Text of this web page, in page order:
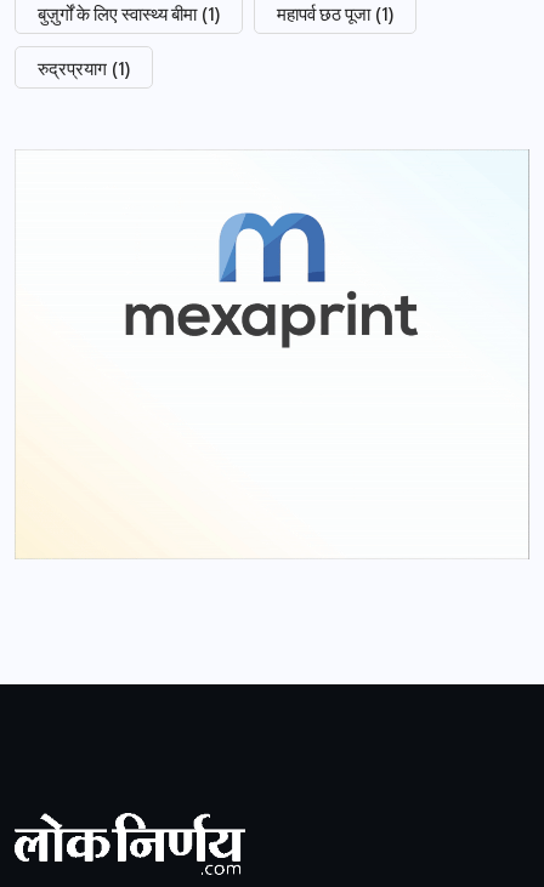
बुज़ुर्गों के लिए स्वास्थ्य बीमा (1) महापर्व छठ पूजा (1)
रुद्रप्रयाग (1)